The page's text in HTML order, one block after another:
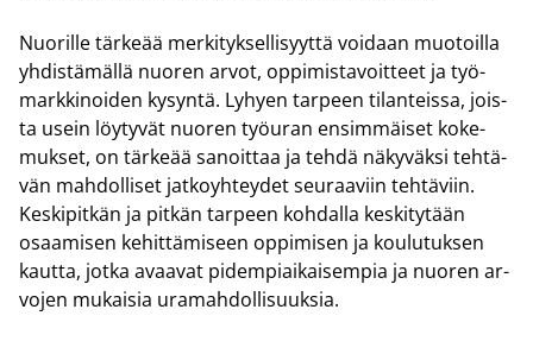
Nuo­ril­le tär­ke­ää mer­ki­tyk­sel­li­syyt­tä voi­daan muo­toil­la
yh­dis­tä­mäl­lä nuo­ren arvot, op­pi­mis­ta­voit­teet ja työ­
mark­ki­noi­den ky­syn­tä. Ly­hyen tar­peen ti­lan­teis­sa, jois­
ta usein löy­ty­vät nuo­ren työ­uran en­sim­mäi­set ko­ke­
muk­set, on tär­ke­ää sa­noit­taa ja tehdä nä­ky­väk­si teh­tä­
vän mah­dol­li­set jat­ko­yh­tey­det seu­raa­viin teh­tä­viin.
Kes­ki­pit­kän ja pit­kän tar­peen koh­dal­la kes­ki­ty­tään
osaa­mi­sen ke­hit­tä­mi­seen op­pi­mi­sen ja kou­lu­tuk­sen
kaut­ta, jotka avaa­vat pi­dem­piai­kai­sem­pia ja nuo­ren ar­
vo­jen mu­kai­sia ura­mah­dol­li­suuk­sia.